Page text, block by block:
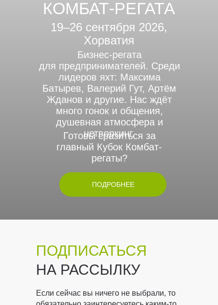
КОМБАТ-РЕГАТА
19–26 сентября 2026,
Хорватия
Бизнес-регата
для предпринимателей. Среди
лидеров яхт: Максима
Батырев, Валерий Гут, Артём
Жданов и другие. Нас ждёт
много гонок и общения,
душевная атмосфера и
нетворкинг.
Готовы сразиться за
главный Кубок Комбат-
регаты?
ПОДРОБНЕЕ
ПОДПИСАТЬСЯ
НА РАССЫЛКУ
Если сейчас вы ничего не выбрали, то